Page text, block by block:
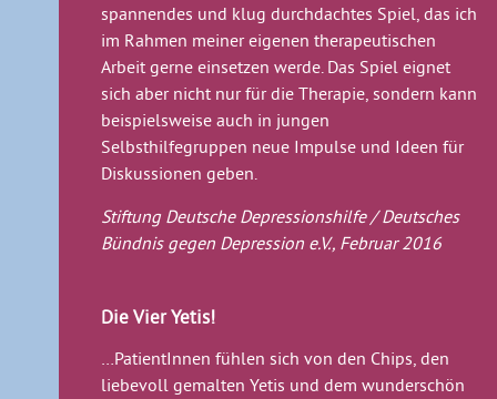
spannendes und klug durchdachtes Spiel, das ich
im Rahmen meiner eigenen therapeutischen
Arbeit gerne einsetzen werde. Das Spiel eignet
sich aber nicht nur für die Therapie, sondern kann
beispielsweise auch in jungen
Selbsthilfegruppen neue Impulse und Ideen für
Diskussionen geben.
Stiftung Deutsche Depressionshilfe / Deutsches
Bündnis gegen Depression e.V., Februar 2016
Die Vier Yetis!
…PatientInnen fühlen sich von den Chips, den
liebevoll gemalten Yetis und dem wunderschön